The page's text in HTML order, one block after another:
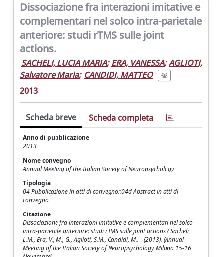
Dissociazione fra interazioni imitative e
complementari nel solco intra-parietale
anteriore: studi rTMS sulle joint
actions.
SACHELI, LUCIA MARIA; ERA, VANESSA; AGLIOTI,
Salvatore Maria; CANDIDI, MATTEO
2013
Scheda breve Scheda completa
Anno di pubblicazione
2013
Nome convegno
Annual Meeting of the Italian Society of Neuropsychology
Tipologia
04 Pubblicazione in atti di convegno::04d Abstract in atti di
convegno
Citazione
Dissociazione fra interazioni imitative e complementari nel solco
intra-parietale anteriore: studi rTMS sulle joint actions / Sacheli,
L.M., Era, V., M., G., Aglioti, S.M., Candidi, M.. - (2013). (Annual
Meeting of the Italian Society of Neuropsychology Milano 15-16